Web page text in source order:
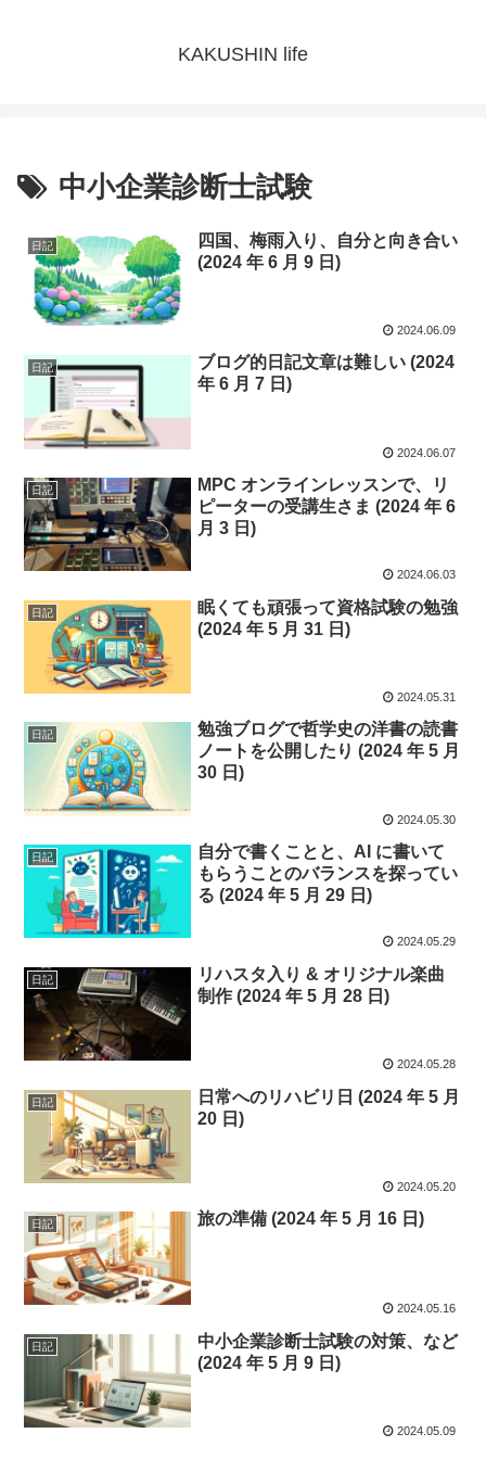
KAKUSHIN life
中小企業診断士試験
日記
四国、梅雨入り、自分と向き合い
(2024 年 6 月 9 日)
2024.06.09
日記
ブログ的日記文章は難しい (2024
年 6 月 7 日)
2024.06.07
日記
MPC オンラインレッスンで、リ
ピーターの受講生さま (2024 年 6
月 3 日)
2024.06.03
日記
眠くても頑張って資格試験の勉強
(2024 年 5 月 31 日)
2024.05.31
日記
勉強ブログで哲学史の洋書の読書
ノートを公開したり (2024 年 5 月
30 日)
2024.05.30
日記
自分で書くことと、AI に書いて
もらうことのバランスを探ってい
る (2024 年 5 月 29 日)
2024.05.29
日記
リハスタ入り & オリジナル楽曲
制作 (2024 年 5 月 28 日)
2024.05.28
日記
日常へのリハビリ日 (2024 年 5 月
20 日)
2024.05.20
日記 旅の準備 (2024 年 5 月 16 日)
2024.05.16
日記
中小企業診断士試験の対策、など
(2024 年 5 月 9 日)
2024.05.09